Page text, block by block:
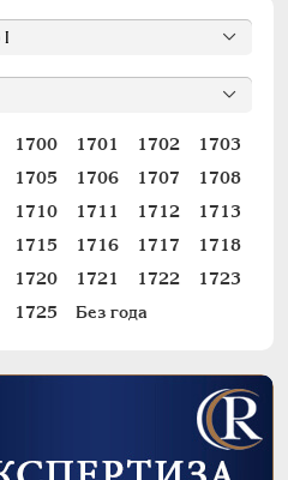
1700 1701 1702
1703
1705 1706 1707
1708
1710 1711 1712
1713
1715 1716 1717
1718
1720 1721 1722
1723
1725 Без года